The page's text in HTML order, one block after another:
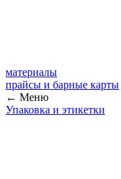
материалы
прайсы и барные карты
← Меню
Упаковка и этикетки